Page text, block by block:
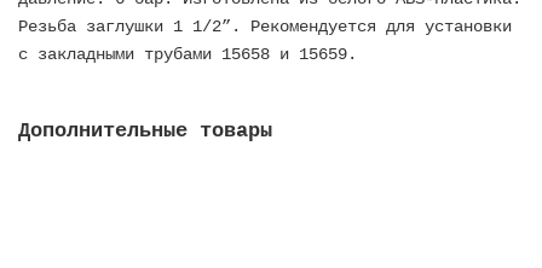
Резьба заглушки 1 1/2”. Рекомендуется для установки
с закладными трубами 15658 и 15659.
Дополнительные товары